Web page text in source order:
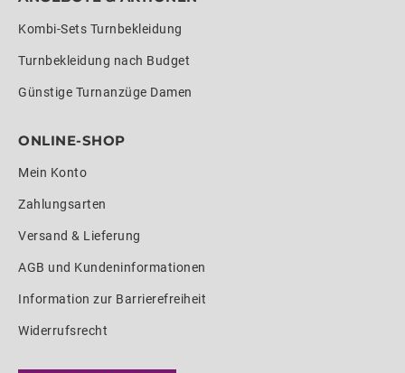
Kombi-Sets Turnbekleidung
Turnbekleidung nach Budget
Günstige Turnanzüge Damen
ONLINE-SHOP
Mein Konto
Zahlungsarten
Versand & Lieferung
AGB und Kundeninformationen
Information zur Barrierefreiheit
Widerrufsrecht